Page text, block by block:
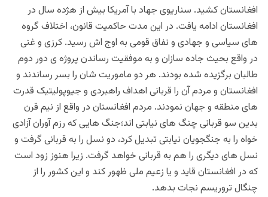
افغانستان کشید. سناریوی جهاد با آمریکا بیش از هژده سال در
افغانستان ادامه یافت. در این مدت حاکمیت قانون، اختلاف گروه
های سیاسی و جهادی و نفاق قومی به اوج اش رسید. کرزی و غنی
در واقع بحیث جاده سازان و به موفقیت رساندن پروژه ی دور دوم
طالبان برگزیده شده بودند. هر دو ماموریت شان را بسر رساندند و
افغانستان و مردم آن را قربانی اهداف راهبردی و جیوپولیتیک قدرت
های منطقه و جهان نمودند. مردم افغانستان در واقع از نیم قرن
بدین سو قربانی چنگ های نیابتی اند؛جنگ هایی که رزم آوران آزادی
خواه را به جنگجویان نیابتی تبديل کرد، دو نسل را به قربانی گرفت و
نسل های دیگری را هم به قربانی خواهد گرفت. زیرا هنوز زود است
که در افغانستان قاید و یا زعیم ملی ظهور کند و این کشور را از
چنگال تروریسم نجات بدهد.